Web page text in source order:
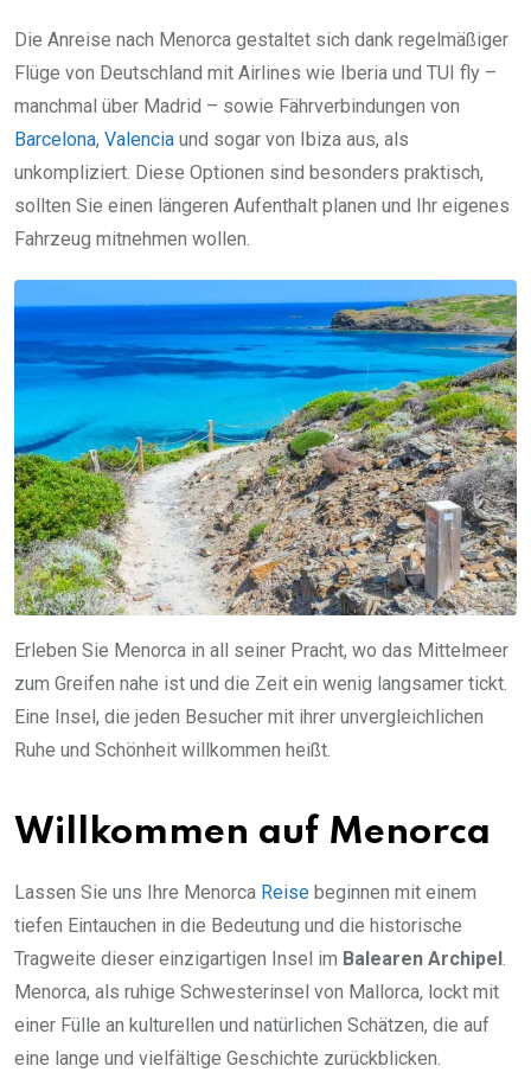
Die Anreise nach Menorca gestaltet sich dank regelmäßiger
Flüge von Deutschland mit Airlines wie Iberia und TUI fly –
manchmal über Madrid – sowie Fährverbindungen von
Barcelona, Valencia und sogar von Ibiza aus, als
unkompliziert. Diese Optionen sind besonders praktisch,
sollten Sie einen längeren Aufenthalt planen und Ihr eigenes
Fahrzeug mitnehmen wollen.
Erleben Sie Menorca in all seiner Pracht, wo das Mittelmeer
zum Greifen nahe ist und die Zeit ein wenig langsamer tickt.
Eine Insel, die jeden Besucher mit ihrer unvergleichlichen
Ruhe und Schönheit willkommen heißt.
Willkommen auf Menorca
Lassen Sie uns Ihre Menorca Reise beginnen mit einem
tiefen Eintauchen in die Bedeutung und die historische
Tragweite dieser einzigartigen Insel im Balearen Archipel.
Menorca, als ruhige Schwesterinsel von Mallorca, lockt mit
einer Fülle an kulturellen und natürlichen Schätzen, die auf
eine lange und vielfältige Geschichte zurückblicken.